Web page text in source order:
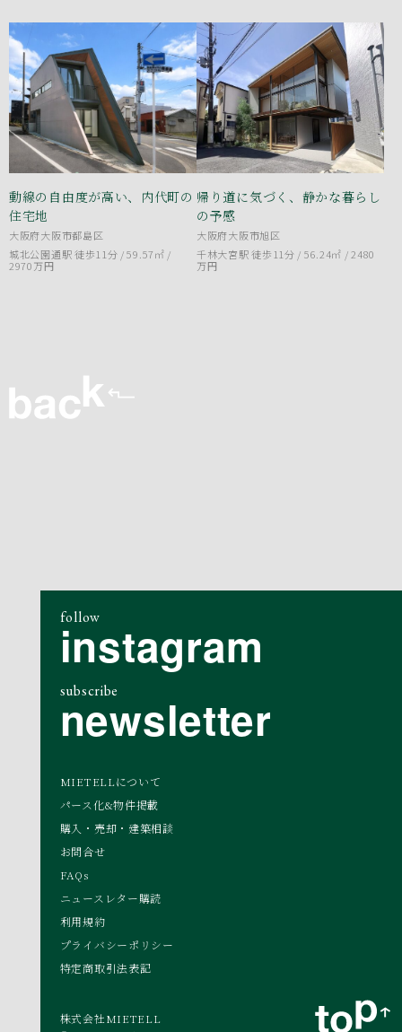
動線の自由度が高い、内代町の
住宅地
大阪府大阪市都島区
城北公園通駅 徒歩11分 / 59.57㎡ /
2970万円
帰り道に気づく、静かな暮らし
の予感
大阪府大阪市旭区
千林大宮駅 徒歩11分 / 56.24㎡ /2480
万円
follow
instagram
subscribe
newsletter
MIETELLについて
パース化&物件掲載
購入・売却・建築相談
お問合せ
FAQs
ニュースレター購読
利用規約
プライバシーポリシー
特定商取引法表記
株式会社MIETELL